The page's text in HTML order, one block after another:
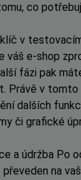
co
v
e-shop
fázi pak
Právě v tomto
dalších
či grafické
a údržba Po
na